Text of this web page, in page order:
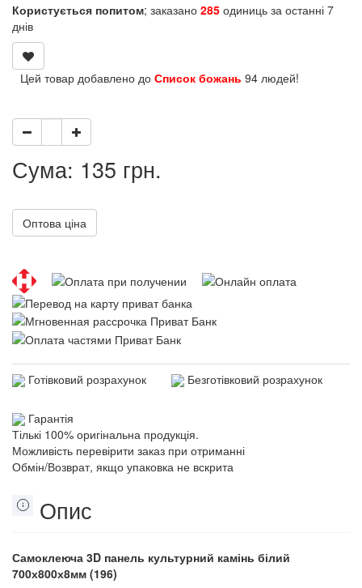
Користується попитом; заказано 285 одиниць за останні 7
днів
Цей товар добавлено до Список божань 94 людей!
Сума: 135 грн.
Оптова ціна
Готівковий розрахунок Безготівковий розрахунок
Гарантія
Тількі 100% оригінальна продукція.
Можливість перевірити заказ при отриманні
Обмін/Возврат, якщо упаковка не вскрита
Опис
Самоклеюча 3D панель культурний камінь білий
700х800х8мм (196)